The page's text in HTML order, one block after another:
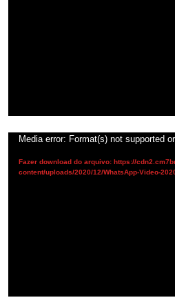
Tocador
de
vídeo
Media error: Format(s) not supported
Fazer download do arquivo: https://
content/uploads/2020/12/WhatsApp-Video-